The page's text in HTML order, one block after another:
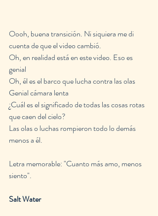
Oooh, buena transición. Ni siquiera me di
cuenta de que el video cambió.
Oh, en realidad está en este video. Eso es
genial
Oh, él es el barco que lucha contra las olas
Genial cámara lenta
¿Cuál es el significado de todas las cosas rotas
que caen del cielo?
Las olas o luchas rompieron todo lo demás
menos a él.
Letra memorable: "Cuanto más amo, menos
siento".
Salt Water